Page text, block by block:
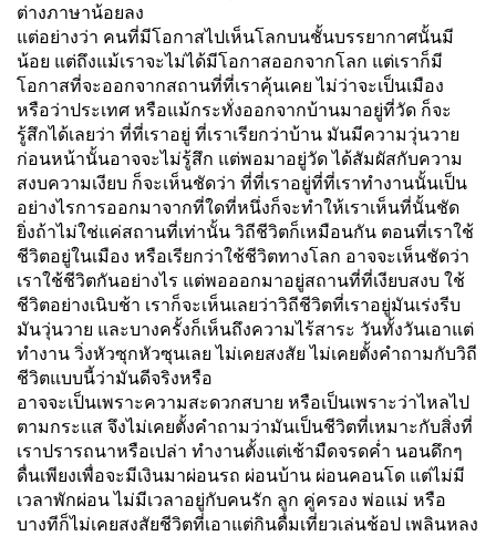
ต่างภาษาน้อยลง
แต่อย่างว่า คนที่มีโอกาสไปเห็นโลกบนชั้นบรรยากาศนั้นมี
น้อย แต่ถึงแม้เราจะไม่ได้มีโอกาสออกจากโลก แต่เราก็มี
โอกาสที่จะออกจากสถานที่ที่เราคุ้นเคย ไม่ว่าจะเป็นเมือง
หรือว่าประเทศ หรือแม้กระทั่งออกจากบ้านมาอยู่ที่วัด ก็จะ
รู้สึกได้เลยว่า ที่ที่เราอยู่ ที่เราเรียกว่าบ้าน มันมีความวุ่นวาย
ก่อนหน้านั้นอาจจะไม่รู้สึก แต่พอมาอยู่วัด ได้สัมผัสกับความ
สงบความเงียบ ก็จะเห็นชัดว่า ที่ที่เราอยู่ที่ที่เราทำงานนั้นเป็น
อย่างไรการออกมาจากที่ใดที่หนึ่งก็จะทำให้เราเห็นที่นั้นชัด
ยิ่งถ้าไม่ใช่แค่สถานที่เท่านั้น วิถีชีวิตก็เหมือนกัน ตอนที่เราใช้
ชีวิตอยู่ในเมือง หรือเรียกว่าใช้ชีวิตทางโลก อาจจะเห็นชัดว่า
เราใช้ชีวิตกันอย่างไร แต่พอออกมาอยู่สถานที่ที่เงียบสงบ ใช้
ชีวิตอย่างเนิบช้า เราก็จะเห็นเลยว่าวิถีชีวิตที่เราอยู่มันเร่งรีบ
มันวุ่นวาย และบางครั้งก็เห็นถึงความไร้สาระ วันทั้งวันเอาแต่
ทำงาน วิ่งหัวซุกหัวซุนเลย ไม่เคยสงสัย ไม่เคยตั้งคำถามกับวิถี
ชีวิตแบบนี้ว่ามันดีจริงหรือ
อาจจะเป็นเพราะความสะดวกสบาย หรือเป็นเพราะว่าไหลไป
ตามกระแส จึงไม่เคยตั้งคำถามว่ามันเป็นชีวิตที่เหมาะกับสิ่งที่
เราปรารถนาหรือเปล่า ทำงานตั้งแต่เช้ามืดจรดค่ำ นอนดึกๆ
ดื่นเพียงเพื่อจะมีเงินมาผ่อนรถ ผ่อนบ้าน ผ่อนคอนโด แต่ไม่มี
เวลาพักผ่อน ไม่มีเวลาอยู่กับคนรัก ลูก คู่ครอง พ่อแม่ หรือ
บางทีก็ไม่เคยสงสัยชีวิตที่เอาแต่กินดื่มเที่ยวเล่นช้อป เพลินหลง